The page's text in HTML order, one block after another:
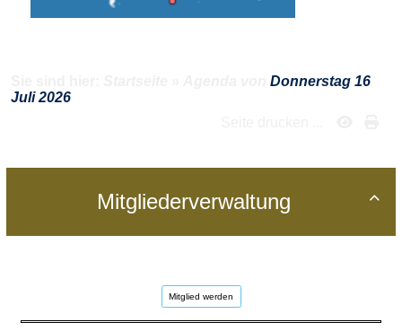
Donnerstag 16
Juli 2026

Mitgliederverwaltung
Mitglied werden